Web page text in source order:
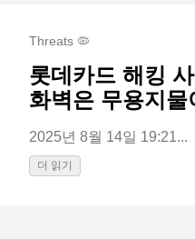
Threats 🦠
롯데카드 해킹
화벽은 무용지
2025년 8월 14일 19:21...
더 읽기